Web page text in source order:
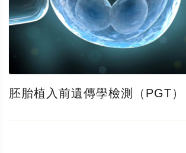
胚胎植入前遺傳學檢測（PGT）